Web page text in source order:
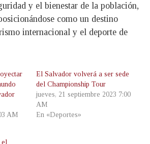
y el bienestar de la población,
como un destino
internacional y el deporte de
AM
El Salvador volverá a ser sede
del Championship Tour
jueves, 21 septiembre 2023 7:00
AM
En «Deportes»